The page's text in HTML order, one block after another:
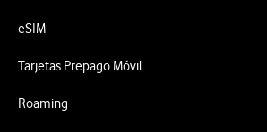
eSIM
Tarjetas Prepago Móvil
Roaming